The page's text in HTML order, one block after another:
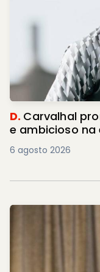
D. Carvalhal
e ambicioso na
6 agosto 2026